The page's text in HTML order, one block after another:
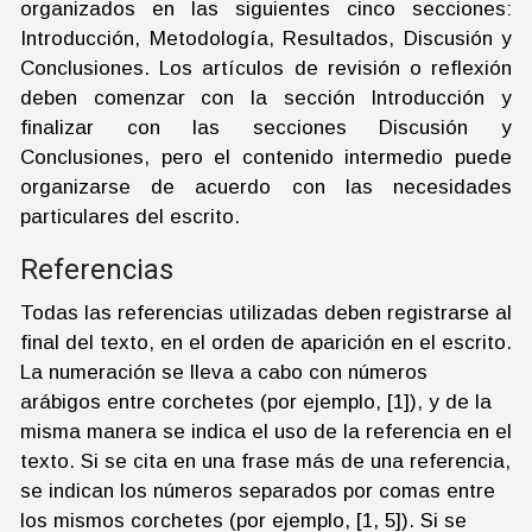
organizados en las siguientes cinco secciones:
Introducción, Metodología, Resultados, Discusión y
Conclusiones. Los artículos de revisión o reflexión
deben comenzar con la sección Introducción y
finalizar con las secciones Discusión y
Conclusiones, pero el contenido intermedio puede
organizarse de acuerdo con las necesidades
particulares del escrito.
Referencias
Todas las referencias utilizadas deben registrarse al
final del texto, en el orden de aparición en el escrito.
La numeración se lleva a cabo con números
arábigos entre corchetes (por ejemplo, [1]), y de la
misma manera se indica el uso de la referencia en el
texto. Si se cita en una frase más de una referencia,
se indican los números separados por comas entre
los mismos corchetes (por ejemplo, [1, 5]). Si se